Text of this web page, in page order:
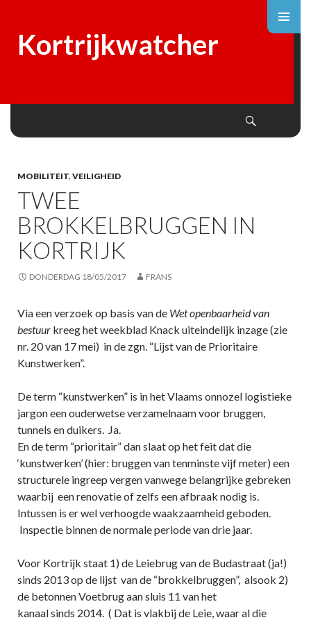
Kortrijkwatcher
MOBILITEIT, VEILIGHEID
TWEE
BROKKELBRUGGEN IN
KORTRIJK
DONDERDAG 18/05/2017 FRANS
Via een verzoek op basis van de Wet openbaarheid van
bestuur kreeg het weekblad Knack uiteindelijk inzage (zie
nr. 20 van 17 mei) in de zgn. “Lijst van de Prioritaire
Kunstwerken”.
De term “kunstwerken” is in het Vlaams onnozel logistieke
jargon een ouderwetse verzamelnaam voor bruggen,
tunnels en duikers. Ja.
En de term “prioritair” dan slaat op het feit dat die
‘kunstwerken’ (hier: bruggen van tenminste vijf meter) een
structurele ingreep vergen vanwege belangrijke gebreken
waarbij een renovatie of zelfs een afbraak nodig is.
Intussen is er wel verhoogde waakzaamheid geboden.
Inspectie binnen de normale periode van drie jaar.
Voor Kortrijk staat 1) de Leiebrug van de Budastraat (ja!)
sinds 2013 op de lijst van de “brokkelbruggen”, alsook 2)
de betonnen Voetbrug aan sluis 11 van het
kanaal sinds 2014. ( Dat is vlakbij de Leie, waar al die